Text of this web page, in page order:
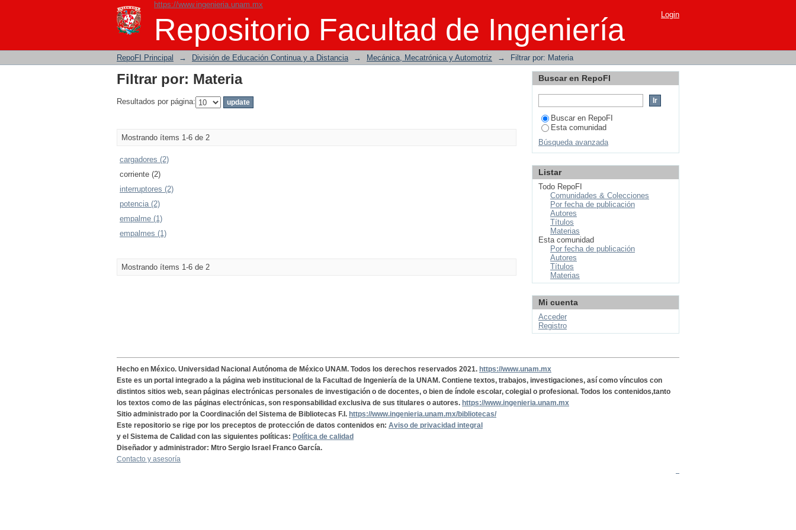
https://www.ingenieria.unam.mx
Repositorio Facultad de Ingeniería
Filtrar por: Materia Login
RepoFI Principal → División de Educación Continua y a Distancia → Mecánica, Mecatrónica y Automotriz → Filtrar por: Materia
Filtrar por: Materia
Resultados por página:
Mostrando ítems 1-6 de 2
cargadores (2)
corriente (2)
interruptores (2)
potencia (2)
empalme (1)
empalmes (1)
Mostrando ítems 1-6 de 2
Buscar en RepoFI
Buscar en RepoFI
Esta comunidad
Búsqueda avanzada
Listar
Todo RepoFI
Comunidades & Colecciones
Por fecha de publicación
Autores
Títulos
Materias
Esta comunidad
Por fecha de publicación
Autores
Títulos
Materias
Mi cuenta
Acceder
Registro
Hecho en México. Universidad Nacional Autónoma de México UNAM. Todos los derechos reservados 2021. https://www.unam.mx
Este es un portal integrado a la página web institucional de la Facultad de Ingeniería de la UNAM. Contiene textos, trabajos, investigaciones, así como vínculos con
distintos sitios web, sean páginas electrónicas personales de investigación o de docentes, o bien de índole escolar, colegial o profesional. Todos los contenidos,tanto
los textos como de las páginas electrónicas, son responsabilidad exclusiva de sus titulares o autores. https://www.ingenieria.unam.mx
Sitio administrado por la Coordinación del Sistema de Bibliotecas F.I. https://www.ingenieria.unam.mx/bibliotecas/
Este repositorio se rige por los preceptos de protección de datos contenidos en: Aviso de privacidad integral
y el Sistema de Calidad con las siguientes políticas: Política de calidad
Diseñador y administrador: Mtro Sergio Israel Franco García.
Contacto y asesoría